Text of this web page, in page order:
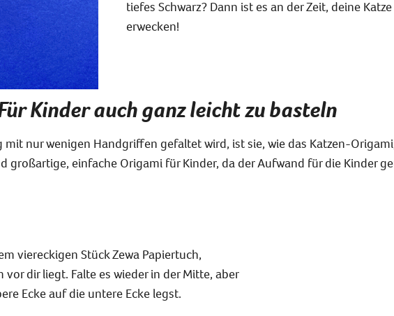
tiefes Schwarz? Dann ist es an der Zeit, deine
erwecken!
Kinderauch ganz leicht zu basteln
nur wenigen Handgriffen gefaltet wird, ist sie, wie das Katzen-
großartige, einfache Origami für Kinder, da der Aufwand für die Kinder
viereckigen Stück Zewa Papiertuch,
dir liegt. Falte es wieder in der Mitte, aber
Ecke auf die untere Ecke legst.